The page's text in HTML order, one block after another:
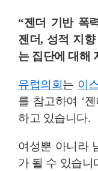
“젠더 기반 폭
젠더, 성적 지
는 집단에 대해
유럽의회 는 이
를 참고하여 ‘
하고 있습니다.
여성뿐 아니라
가 될 수 있습니